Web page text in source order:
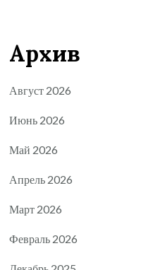
Архив
Август 2026
Июнь 2026
Май 2026
Апрель 2026
Март 2026
Февраль 2026